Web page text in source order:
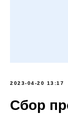
2023-04-20 13:17
Сбор